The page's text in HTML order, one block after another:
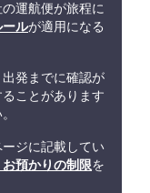
運航便が旅程に
ールが適用になる
発までに確認が
ことがあります
ジに記載してい
預かりの制限を